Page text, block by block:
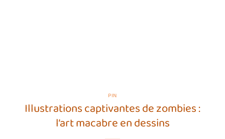
PIN
Illustrations captivantes de zombies :
l’art macabre en dessins